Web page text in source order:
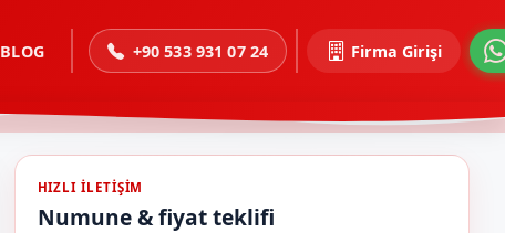
BLOG +90 533 931 07 24 Firma Girişi
HIZLI ILETIŞIM
Numune & fiyat teklifi